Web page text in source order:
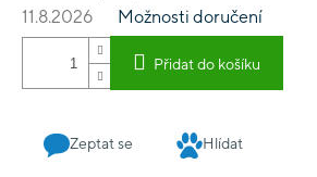
11.8.2026 Možnosti doručení
Přidat do košíku
Zeptat se Hlídat